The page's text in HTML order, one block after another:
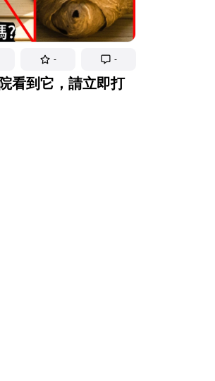
- -
看到它，請立即打